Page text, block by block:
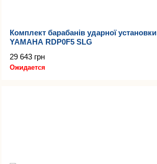
Комплект барабанів ударної установки
YAMAHA RDP0F5 SLG
29 643 грн
Ожидается